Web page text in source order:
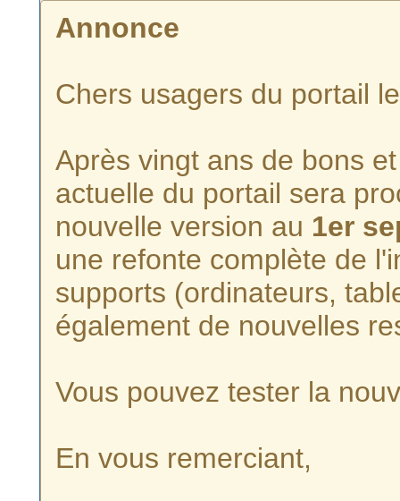
Annonce
Chers usagers du portail
Après vingt ans de bons
actuelle du portail sera
nouvelle version au 1er
une refonte complète de
supports (ordinateurs,
également de nouvelles
Vous pouvez tester la
En vous remerciant,